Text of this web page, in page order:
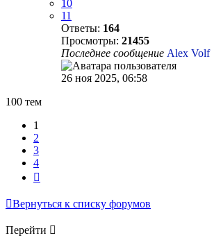
10
11
Ответы: 164
Просмотры: 21455
Последнее сообщение Alex Volf
26 ноя 2025, 06:58
100 тем
1
2
3
4
Вернуться к списку форумов
Перейти